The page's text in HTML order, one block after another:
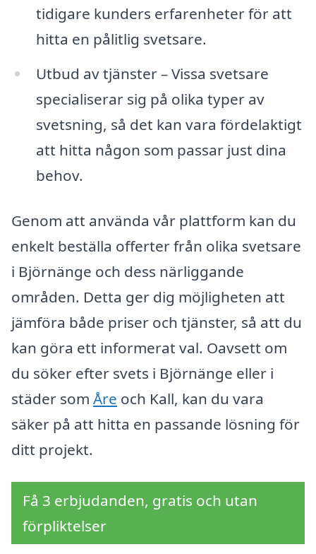
tidigare kunders erfarenheter för att
hitta en pålitlig svetsare.
Utbud av tjänster – Vissa svetsare
specialiserar sig på olika typer av
svetsning, så det kan vara fördelaktigt
att hitta någon som passar just dina
behov.
Genom att använda vår plattform kan du
enkelt beställa offerter från olika svetsare
i Björnänge och dess närliggande
områden. Detta ger dig möjligheten att
jämföra både priser och tjänster, så att du
kan göra ett informerat val. Oavsett om
du söker efter svets i Björnänge eller i
städer som Åre och Kall, kan du vara
säker på att hitta en passande lösning för
ditt projekt.
Få 3 erbjudanden, gratis och utan
förpliktelser